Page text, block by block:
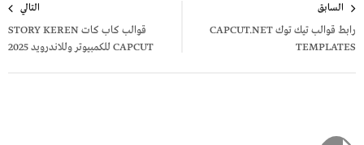
المقالات
السابق
رابط قوالب تيك توك CAPCUT.NET
TEMPLATES
التالي
قوالب كاب كات STORY KEREN
CAPCUT للكمبيوتر وللاندرويد 2025